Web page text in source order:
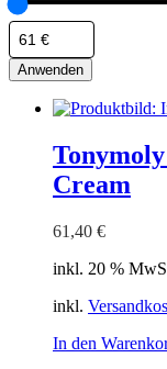
Anwenden
Cream
61,40 €
inkl. 20 %
inkl.
In den